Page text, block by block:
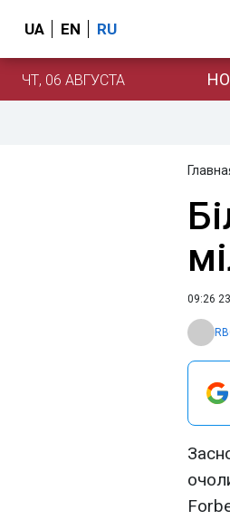
UA EN RU
ЧТ, 06 АВГУСТА
09:26